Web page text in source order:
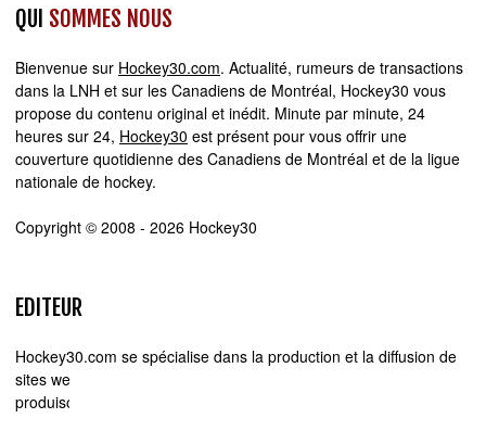
QUI SOMMES NOUS
Bienvenue sur Hockey30.com. Actualité, rumeurs de transactions
dans la LNH et sur les Canadiens de Montréal, Hockey30 vous
propose du contenu original et inédit. Minute par minute, 24
heures sur 24, Hockey30 est présent pour vous offrir une
couverture quotidienne des Canadiens de Montréal et de la ligue
nationale de hockey.
Copyright © 2008 - 2026 Hockey30
EDITEUR
Hockey30.com se spécialise dans la production et la diffusion de
sites web d'actualité. Chez Hockey30.com, nous écrivons,
produisons et réalisons les projets médiatiques de A à Z.